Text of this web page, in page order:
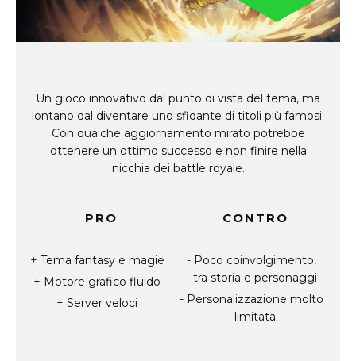
Un gioco innovativo dal punto di vista del tema, ma
lontano dal diventare uno sfidante di titoli più famosi.
Con qualche aggiornamento mirato potrebbe
ottenere un ottimo successo e non finire nella
nicchia dei battle royale.
PRO
Tema fantasy e magie
Motore grafico fluido
Server veloci
CONTRO
Poco coinvolgimento,
tra storia e personaggi
Personalizzazione molto
limitata